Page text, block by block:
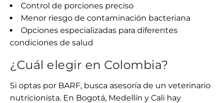
Control de porciones preciso
Menor riesgo de contaminación bacteriana
Opciones especializadas para diferentes
condiciones de salud
¿Cuál elegir en Colombia?
Si optas por BARF, busca asesoría de un veterinario
nutricionista. En Bogotá, Medellín y Cali hay